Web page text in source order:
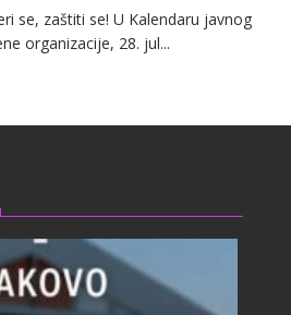
se, zaštiti se! U Kalendaru javnog
organizacije, 28. jul...